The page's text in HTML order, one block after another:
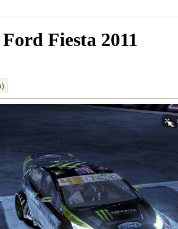
Fiesta 2011